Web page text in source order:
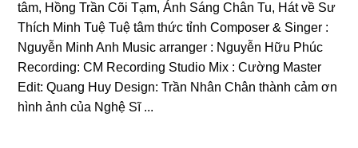
tâm, Hồng Trần Cõi Tạm, Ánh Sáng Chân Tu, Hát về Sư
Thích Minh Tuệ Tuệ tâm thức tỉnh Composer & Singer :
Nguyễn Minh Anh Music arranger : Nguyễn Hữu Phúc
Recording: CM Recording Studio Mix : Cường Master
Edit: Quang Huy Design: Trần Nhân Chân thành cảm ơn
hình ảnh của Nghệ Sĩ ...